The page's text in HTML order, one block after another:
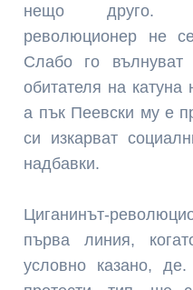
нещо друго.
революционер не
Слабо го вълнуват
обитателя на
а пък Пеевски му е
си изкарват
надбавки.
Циганинът-
първа линия,
условно казано,